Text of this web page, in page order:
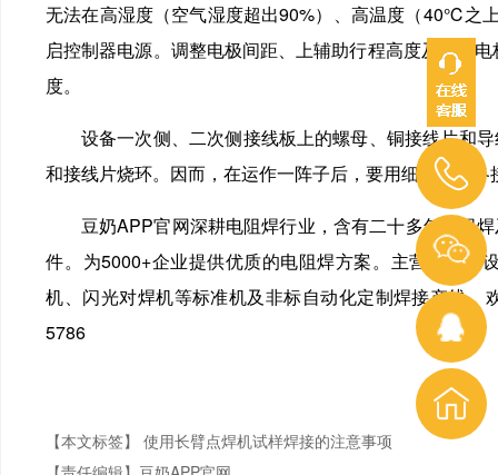
无法在高湿度（空气湿度超出90%）、高温度（40℃之上
启控制器电源。调整电极间距、上辅助行程高度及对
度。
设备一次侧、二次侧接线板上的螺母、铜接线片和导线
和接线片烧环。因而，在运作一阵子后，要用细砂布将
豆奶APP官网深耕电阻焊行业，含有二十多年电阻
件。为5000+企业提供优质的电阻焊方案。主营电阻焊
机、闪光对焊机等标准机及非标自动化定制焊接产线
5786
【本文标签】 使用长臂点焊机试样焊接的注意事项